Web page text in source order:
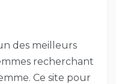
des meilleurs
recherchant
Ce site pour